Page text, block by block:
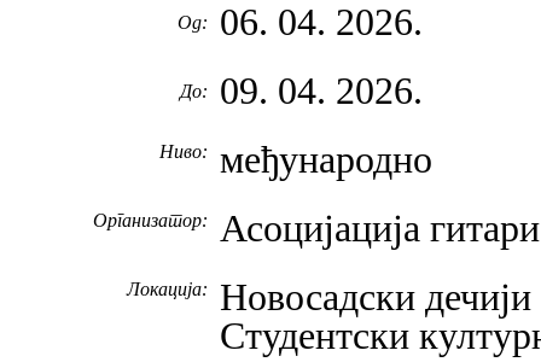
Од: 06. 04. 2026.
До: 09. 04. 2026.
Ниво: међународно
Организатор: Асоцијација
Локација:
Новосадски
Студентски